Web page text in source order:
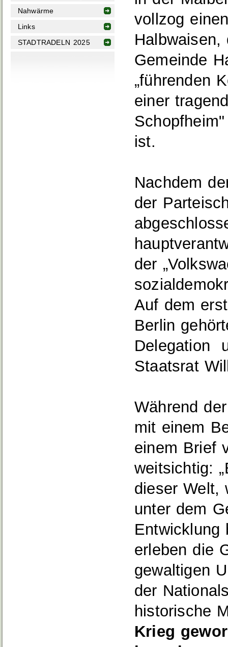
Nahwärme
Links
STADTRADELN 2025
vollzog
Gemeinde
„führenden
einer
ist.
Nachdem
der
der
Auf dem
Berlin
Delegation
Staatsrat
Während
mit einem
einem Brief
weitsichtig:
dieser Welt,
unter dem
Entwicklung
erleben die
gewaltigen
der
historische
Krieg